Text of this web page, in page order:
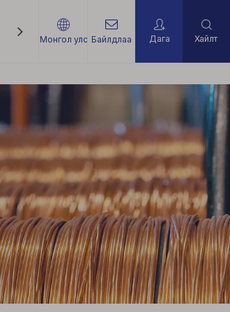
Мэдээ мэдээлэл Холбоо барих
Монгол улс Байлдлаа Дага Хайлт